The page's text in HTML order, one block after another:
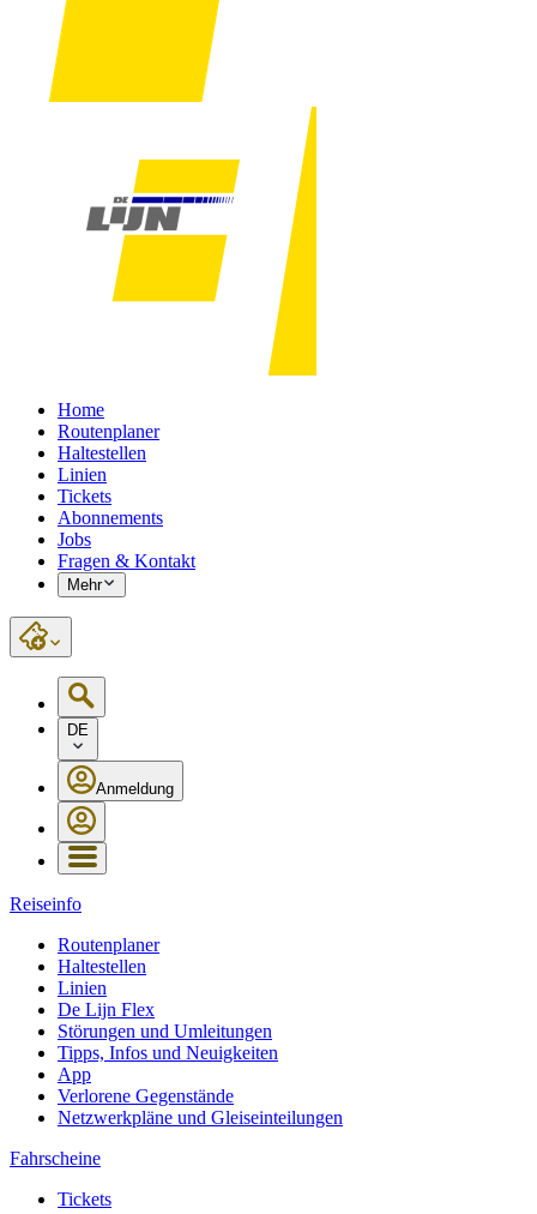
Home
Routenplaner
Haltestellen
Linien
Tickets
Abonnements
Jobs
Fragen & Kontakt
Mehr
DE
Anmeldung
Reiseinfo
Routenplaner
Haltestellen
Linien
De Lijn Flex
Störungen und Umleitungen
Tipps, Infos und Neuigkeiten
App
Verlorene Gegenstände
Netzwerkpläne und Gleiseinteilungen
Fahrscheine
Tickets